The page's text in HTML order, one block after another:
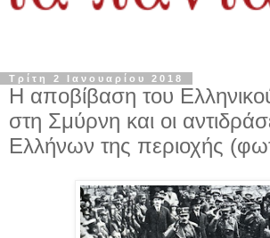
Τρίτη 2 Ιανουαρίου 2018
Η αποβίβαση του
στη Σμύρνη και οι
Ελλήνων της περιοχής